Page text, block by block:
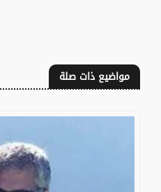
مواضيع ذات صلة